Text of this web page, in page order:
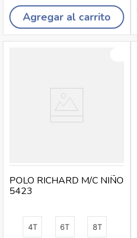
Agregar al carrito
4T 6T 8T
POLO RICHARD M/C NIÑO
5423